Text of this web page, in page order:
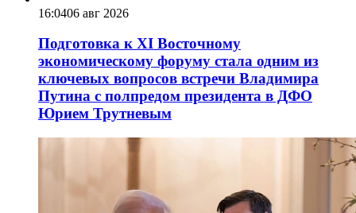
16:0406 авг 2026
Подготовка к XI Восточному
экономическому форуму стала одним из
ключевых вопросов встречи Владимира
Путина с полпредом президента в ДФО
Юрием Трутневым